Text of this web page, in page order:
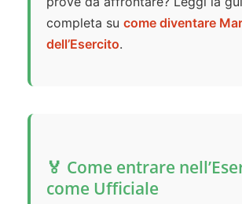
completa su come diventare
dell’Esercito.
🏅 Come entrare
come Ufficiale